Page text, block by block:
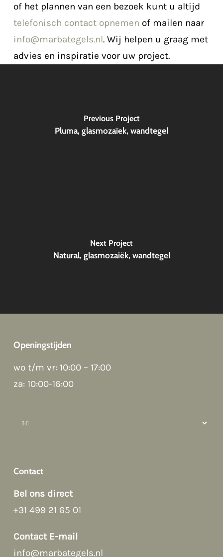
of het plannen van een bezoek kunt u altijd
telefonisch contact opnemen of mailen naar
info@marbategels.nl. Wij helpen u graag met
advies en inspiratie voor uw project.
Previous Project
Pluma, glasmozaïek, wandtegel
Next Project
Natural, glasmozaiëk, wandtegel
Openingstijden
wo t/m vr: 10:00 – 17:00
za: 10:00-16:00
Contact
Bel ons direct
+31 499 21 65 01
Contact E-mail
info@marbategels.nl
Hoi! Kunnen we ergens bij helpen?
How can we help?
Afspraak maken
Contact Form